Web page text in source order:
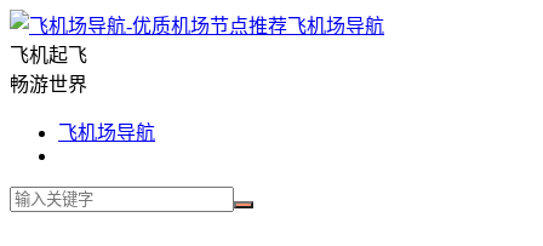
飞机场导航
飞机起飞
畅游世界
飞机场导航